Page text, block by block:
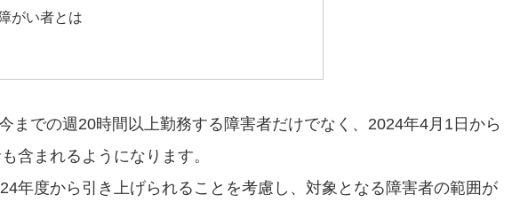
がい者とは
までの週20時間以上勤務する障害者だけでなく、2024年4月1日から
含まれるようになります。
年度から引き上げられることを考慮し、対象となる障害者の範囲が